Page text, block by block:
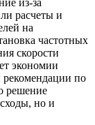
из-за
расчеты и
на
частотных
скорости
экономии
по
решение
но и